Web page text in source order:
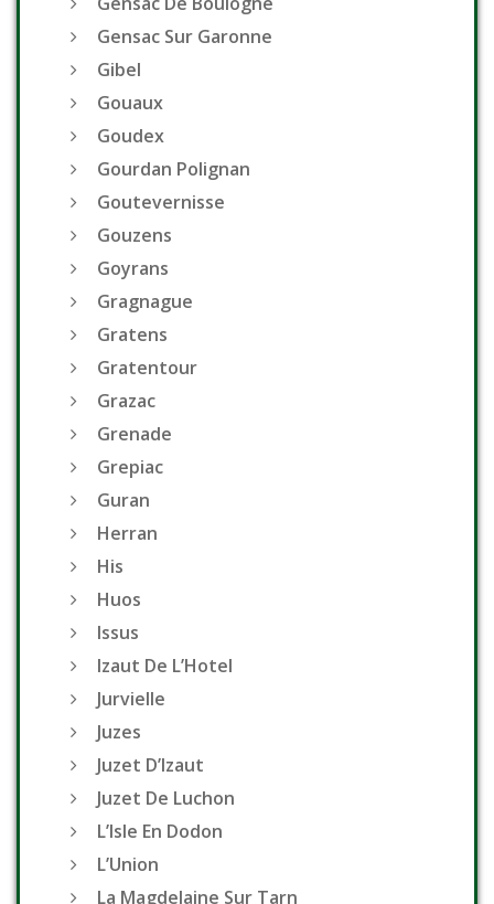
Gensac Sur Garonne
Gibel
Gouaux
Goudex
Gourdan Polignan
Goutevernisse
Gouzens
Goyrans
Gragnague
Gratens
Gratentour
Grazac
Grenade
Grepiac
Guran
Herran
His
Huos
Issus
Izaut De L’Hotel
Jurvielle
Juzes
Juzet D’Izaut
Juzet De Luchon
L’Isle En Dodon
L’Union
La Magdelaine Sur Tarn